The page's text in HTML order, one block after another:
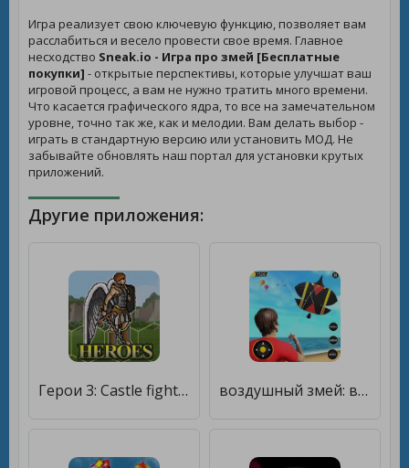
Игра реализует свою ключевую функцию, позволяет вам
расслабиться и весело провести свое время. Главное
несходство Sneak.io - Игра про змей [Бесплатные
покупки] - открытые перспективы, которые улучшат ваш
игровой процесс, а вам не нужно тратить много времени.
Что касается графического ядра, то все на замечательном
уровне, точно так же, как и мелодии. Вам делать выбор -
играть в стандартную версию или установить МОД. Не
забывайте обновлять наш портал для установки крутых
приложений.
Другие приложения:
Герои 3: Castle fight арена [Бесплатные покупки] воздушный змей: воздушные змеи [Бесплатные покупки]